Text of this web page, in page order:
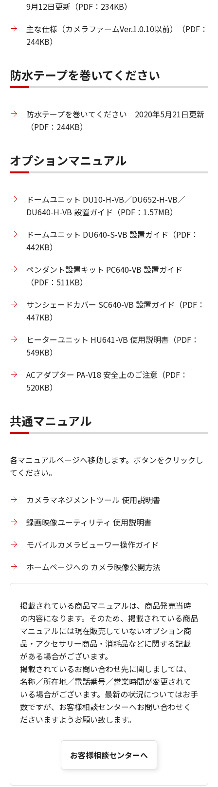
9月12日更新（PDF：234KB）
主な仕様（カメラファームVer.1.0.10以前）（PDF：
244KB）
防水テープを巻いてください
防水テープを巻いてください 2020年5月21日更新
（PDF：244KB）
オプションマニュアル
ドームユニット DU10-H-VB／DU652-H-VB／
DU640-H-VB 設置ガイド（PDF：1.57MB）
ドームユニット DU640-S-VB 設置ガイド（PDF：
442KB）
ペンダント設置キット PC640-VB 設置ガイド
（PDF：511KB）
サンシェードカバー SC640-VB 設置ガイド（PDF：
447KB）
ヒーターユニット HU641-VB 使用説明書（PDF：
549KB）
ACアダプター PA-V18 安全上のご注意（PDF：
520KB）
共通マニュアル
各マニュアルページへ移動します。ボタンをクリックし
てください。
カメラマネジメントツール 使用説明書
録画映像ユーティリティ 使用説明書
モバイルカメラビューワー操作ガイド
ホームページへの カメラ映像公開方法
掲載されている商品マニュアルは、商品発売当時
の内容になります。そのため、掲載されている商品
マニュアルには現在販売していないオプション商
品・アクセサリー商品・消耗品などに関する記載
がある場合がございます。
掲載されているお問い合わせ先に関しましては、
名称／所在地／電話番号／営業時間が変更されて
いる場合がございます。最新の状況についてはお手
数ですが、お客様相談センターへお問い合わせく
ださいますようお願い致します。
お客様相談センターへ